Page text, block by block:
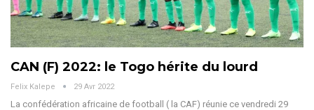
CAN (F) 2022: le Togo hérite du lourd
Felix Kalepe 29 Avr 2022
La confédération africaine de football ( la CAF) réunie ce vendredi 29